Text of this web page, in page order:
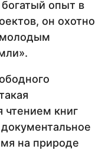
богатый опыт в
он охотно
молодым
чтением книг
на природе